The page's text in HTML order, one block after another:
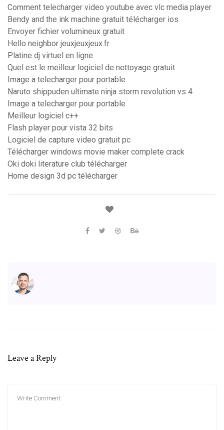
Comment telecharger video youtube avec vlc media player
Bendy and the ink machine gratuit télécharger ios
Envoyer fichier volumineux gratuit
Hello neighbor jeuxjeuxjeux.fr
Platine dj virtuel en ligne
Quel est le meilleur logiciel de nettoyage gratuit
Image a telecharger pour portable
Naruto shippuden ultimate ninja storm revolution vs 4
Image a telecharger pour portable
Meilleur logiciel c++
Flash player pour vista 32 bits
Logiciel de capture video gratuit pc
Télécharger windows movie maker complete crack
Oki doki literature club télécharger
Home design 3d pc télécharger
Leave a Reply